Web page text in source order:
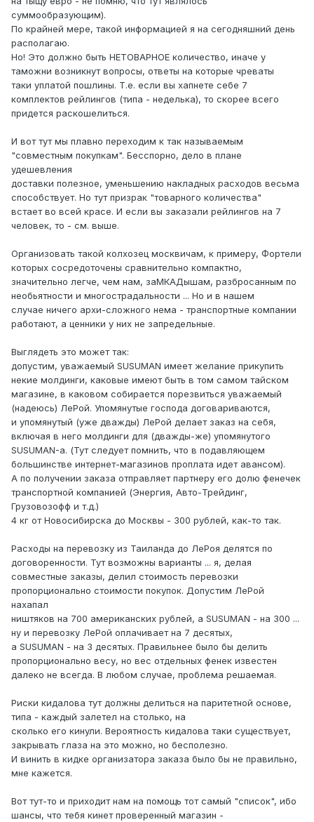
суммообразующим).
По крайней мере, такой информацией я на сегодняшний день
располагаю.
Но! Это должно быть НЕТОВАРНОЕ количество, иначе у
таможни возникнут вопросы, ответы на которые чреваты
таки уплатой пошлины. Т.е. если вы хапнете себе 7
комплектов рейлингов (типа - неделька), то скорее всего
придется раскошелиться.
И вот тут мы плавно переходим к так называемым
"совместным покупкам". Бесспорно, дело в плане
удешевления
доставки полезное, уменьшению накладных расходов весьма
способствует. Но тут призрак "товарного количества"
встает во всей красе. И если вы заказали рейлингов на 7
человек, то - см. выше.
Организовать такой колхозец москвичам, к примеру, Фортели
которых сосредоточены сравнительно компактно,
значительно легче, чем нам, заМКАДышам, разбросанным по
необьятности и многострадальности ... Но и в нашем
случае ничего архи-сложного нема - транспортные компании
работают, а ценники у них не запредельные.
Выглядеть это может так:
допустим, уважаемый SUSUMAN имеет желание прикупить
некие молдинги, каковые имеют быть в том самом тайском
магазине, в каковом собирается порезвиться уважаемый
(надеюсь) ЛеРой. Упомянутые господа договариваются,
и упомянутый (уже дважды) ЛеРой делает заказ на себя,
включая в него молдинги для (дважды-же) упомянутого
SUSUMAN-а. (Тут следует помнить, что в подавляющем
большинстве интернет-магазинов проплата идет авансом).
А по получении заказа отправляет партнеру его долю фенечек
транспортной компанией (Энергия, Авто-Трейдинг,
Грузовозофф и т.д.)
4 кг от Новосибирска до Москвы - 300 рублей, как-то так.
Расходы на перевозку из Таиланда до ЛеРоя делятся по
договоренности. Тут возможны варианты ... я, делая
совместные заказы, делил стоимость перевозки
пропорционально стоимости покупок. Допустим ЛеРой
нахапал
ништяков на 700 американских рублей, а SUSUMAN - на 300 ...
ну и перевозку ЛеРой оплачивает на 7 десятых,
а SUSUMAN - на 3 десятых. Правильнее было бы делить
пропорционально весу, но вес отдельных фенек известен
далеко не всегда. В любом случае, проблема решаемая.
Риски кидалова тут должны делиться на паритетной основе,
типа - каждый залетел на столько, на
сколько его кинули. Вероятность кидалова таки существует,
закрывать глаза на это можно, но бесполезно.
И винить в кидке организатора заказа было бы не правильно,
мне кажется.
Вот тут-то и приходит нам на помощь тот самый "список", ибо
шансы, что тебя кинет проверенный магазин -